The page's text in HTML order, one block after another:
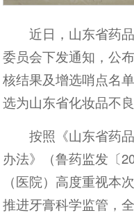
近日，山东省药
委员会下发通知，公
核结果及增选哨点名
选为山东省化妆品不
按照《山东省药
办法》（鲁药监发〔
（医院）高度重视本
推进牙膏科学监管，